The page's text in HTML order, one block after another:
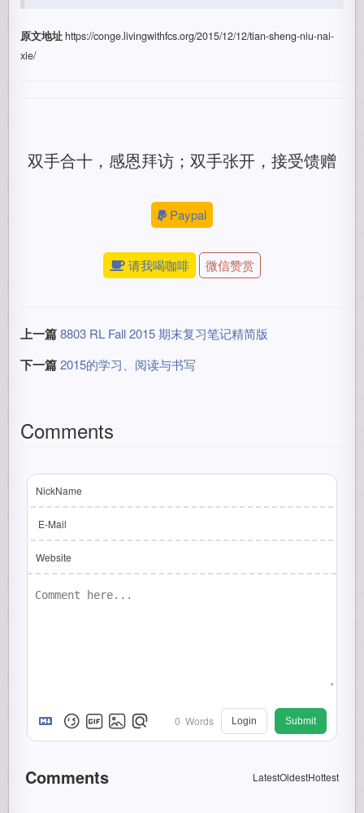
原文地址https://conge.livingwithfcs.org/2015/12/12/tian-sheng-niu-nai-
xie/
双手合十，感恩拜访；双手张开，接受馈赠
Paypal
请我喝咖啡 微信赞赏
上一篇 8803 RL Fall 2015 期末复习笔记精简版
下一篇 2015的学习、阅读与书写
Comments
NickName
E-Mail
Website
0 Words Login Submit
Comments LatestOldestHottest